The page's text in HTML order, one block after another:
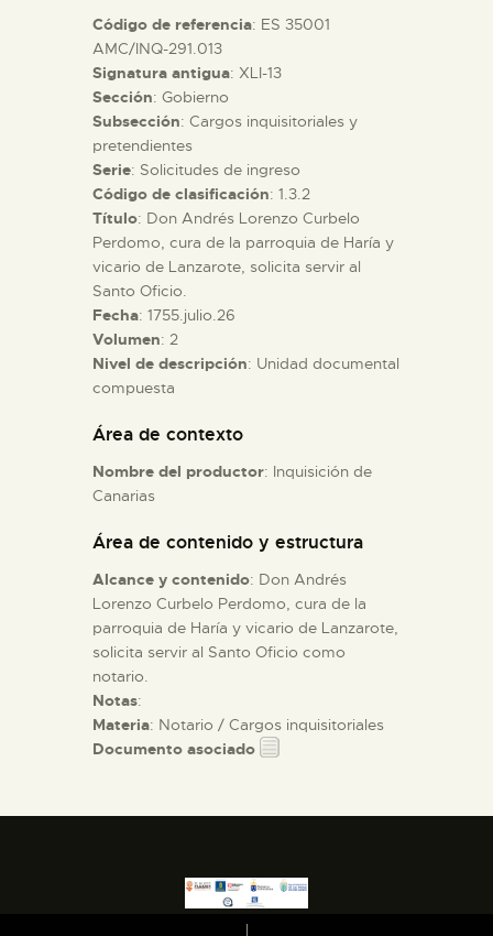
ESPAÑOL
PREPARAR LA VISITA
ACTIVIDADES
█
EL MUSEO
COLECCIONES
DIDÁCTICA
ESPAÑOL
Código de referencia: ES 35001
AMC/INQ-291.013
Signatura antigua: XLI-13
Sección: Gobierno
Subsección: Cargos inquisitoriales y
pretendientes
Serie: Solicitudes de ingreso
Código de clasificación: 1.3.2
Título: Don Andrés Lorenzo Curbelo
Perdomo, cura de la parroquia de Haría y
vicario de Lanzarote, solicita servir al
Santo Oficio.
Fecha: 1755.julio.26
Volumen: 2
Nivel de descripción: Unidad documental
compuesta
Área de contexto
Nombre del productor: Inquisición de
Canarias
Área de contenido y estructura
Alcance y contenido: Don Andrés
Lorenzo Curbelo Perdomo, cura de la
parroquia de Haría y vicario de Lanzarote,
solicita servir al Santo Oficio como
notario.
Notas:
Materia: Notario / Cargos inquisitoriales
Documento asociado